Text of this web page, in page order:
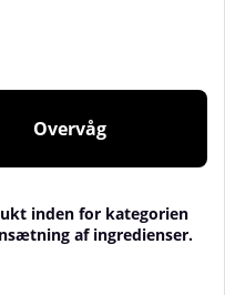
Overvåg
inden for kategorien
af ingredienser.